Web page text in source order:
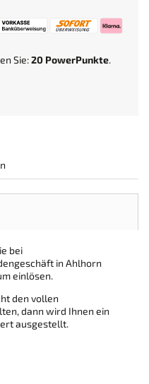
Sie:20 PowerPunkte.
bei
in Ahlhorn
einlösen.
den vollen
dann wird Ihnen ein
ausgestellt.